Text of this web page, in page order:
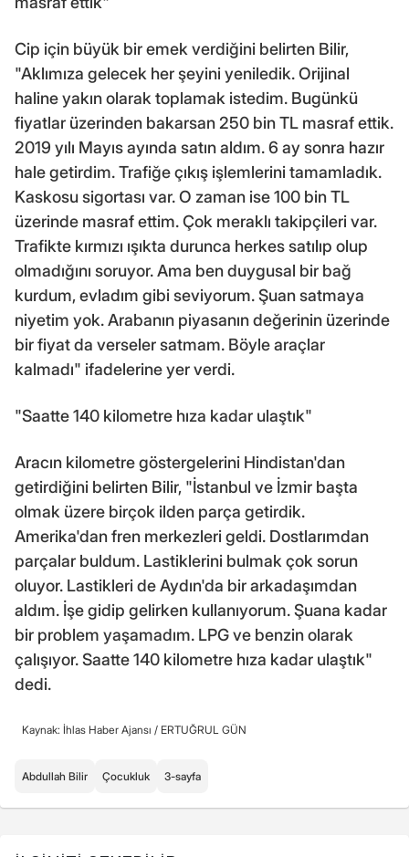
Cip için büyük bir emek verdiğini belirten Bilir,
"Aklımıza gelecek her şeyini yeniledik. Orijinal
haline yakın olarak toplamak istedim. Bugünkü
fiyatlar üzerinden bakarsan 250 bin TL masraf ettik.
2019 yılı Mayıs ayında satın aldım. 6 ay sonra hazır
hale getirdim. Trafiğe çıkış işlemlerini tamamladık.
Kaskosu sigortası var. O zaman ise 100 bin TL
üzerinde masraf ettim. Çok meraklı takipçileri var.
Trafikte kırmızı ışıkta durunca herkes satılıp olup
olmadığını soruyor. Ama ben duygusal bir bağ
kurdum, evladım gibi seviyorum. Şuan satmaya
niyetim yok. Arabanın piyasanın değerinin üzerinde
bir fiyat da verseler satmam. Böyle araçlar
kalmadı" ifadelerine yer verdi.
"Saatte 140 kilometre hıza kadar ulaştık"
Aracın kilometre göstergelerini Hindistan'dan
getirdiğini belirten Bilir, "İstanbul ve İzmir başta
olmak üzere birçok ilden parça getirdik.
Amerika'dan fren merkezleri geldi. Dostlarımdan
parçalar buldum. Lastiklerini bulmak çok sorun
oluyor. Lastikleri de Aydın'da bir arkadaşımdan
aldım. İşe gidip gelirken kullanıyorum. Şuana kadar
bir problem yaşamadım. LPG ve benzin olarak
çalışıyor. Saatte 140 kilometre hıza kadar ulaştık"
dedi.
Kaynak: İhlas Haber Ajansı / ERTUĞRUL GÜN
Abdullah Bilir Çocukluk 3-sayfa